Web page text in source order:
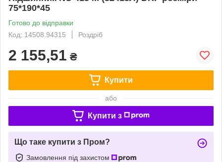
75*190*45
Готово до відправки
Код: 14508.94315
Роздріб
2 155,51 ₴
Купити
або
Купити з
Що таке купити з Пром?
Замовлення під захистом